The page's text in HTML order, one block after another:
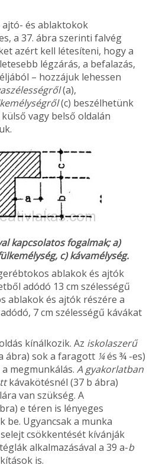
ajtó- és ablaktokok
a 37. ábra szerinti falvég
azért kell létesíteni, hogy a
légzárás, a befalazás,
– hozzá­juk lehessen
(a),
(c) beszél­hetünk
vagy belső oldalán
kapcsolatos fogalmak; a)
c) kávamélység.
ablakok és ajtók
adódó 13 cm szélességű
ablakok és ajtók részére a
adódó, 7 cm szélességű kávákat
kínálkozik. Az isko­laszerű
ábra) sok a faragott ¼és ¾ -es)
megmun­kálás. A gyakorlatban
kávakötésnél (37 b ábra)
van szükség. A
e téren is lényeges
be. Ugyancsak a munka
csökkentését kívánják
alkalmazá­sával a 39 a-b
is.